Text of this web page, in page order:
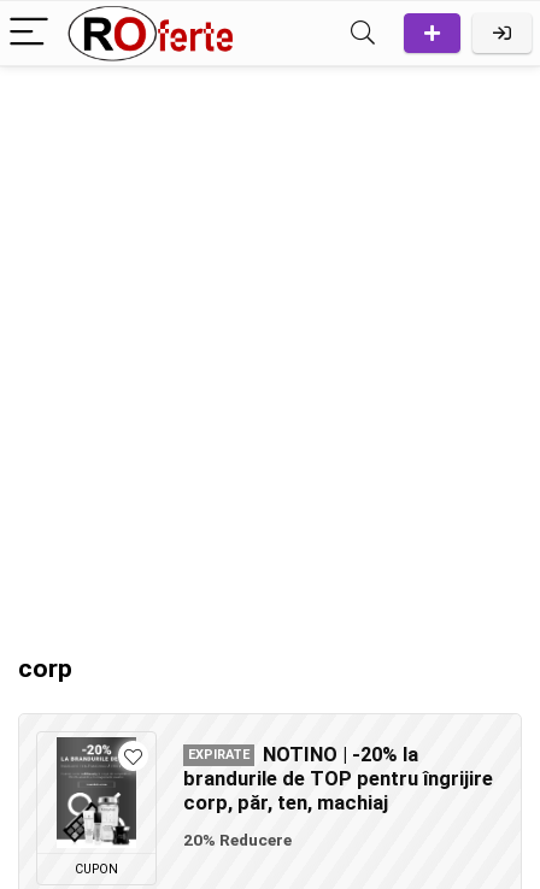
corp
CUPON
EXPIRATE
NOTINO | -20% la
brandurile de TOP pentru îngrijire
corp, păr, ten, machiaj
20% Reducere